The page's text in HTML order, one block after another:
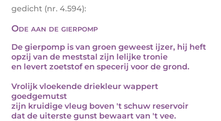
gedicht (nr. 4.594):
Ode aan de gierpomp
De gierpomp is van groen geweest ijzer, hij heft
opzij van de meststal zijn lelijke tronie
en levert zoetstof en specerij voor de grond.
Vrolijk vloekende driekleur wappert
goedgemutst
zijn kruidige vleug boven 't schuw reservoir
dat de uiterste gunst bewaart van 't vee.